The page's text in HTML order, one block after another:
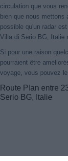
circulation que vous
bien que nous mettons
possible qu'un radar
Villa di Serio BG, Italie
Si pour une raison
pourraient être
voyage, vous pouvez
Route Plan entre
Serio BG, Italie